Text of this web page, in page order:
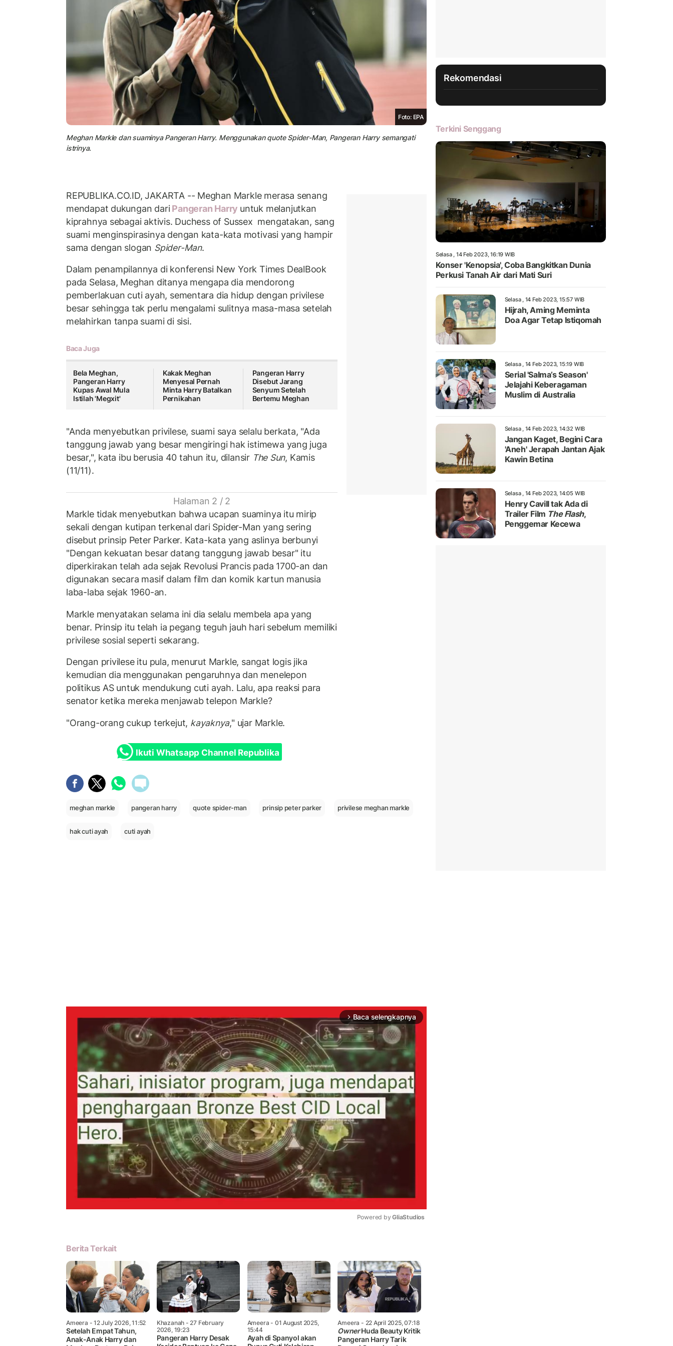
Foto: EPA
Meghan Markle dan suaminya Pangeran Harry. Menggunakan quote Spider-Man, Pangeran Harry semangati
istrinya.
REPUBLIKA.CO.ID, JAKARTA -- Meghan Markle merasa senang
mendapat dukungan dariPangeran Harry untuk melanjutkan
kiprahnya sebagai aktivis. Duchess of Sussex mengatakan, sang
suami menginspirasinya dengan kata-kata motivasi yang hampir
sama dengan slogan Spider-Man.
Dalam penampilannya di konferensi New York Times DealBook
pada Selasa, Meghan ditanya mengapa dia mendorong
pemberlakuan cuti ayah, sementara dia hidup dengan privilese
besar sehingga tak perlu mengalami sulitnya masa-masa setelah
melahirkan tanpa suami di sisi.
Baca Juga
Bela Meghan,
Pangeran Harry
Kupas Awal Mula
Istilah 'Megxit'
Kakak Meghan
Menyesal Pernah
Minta Harry Batalkan
Pernikahan
Pangeran Harry
Disebut Jarang
Senyum Setelah
Bertemu Meghan
"Anda menyebutkan privilese, suami saya selalu berkata, "Ada
tanggung jawab yang besar mengiringi hak istimewa yang juga
besar,", kata ibu berusia 40 tahun itu, dilansir The Sun, Kamis
(11/11).
Halaman 2 / 2
Markle tidak menyebutkan bahwa ucapan suaminya itu mirip
sekali dengan kutipan terkenal dari Spider-Man yang sering
disebut prinsip Peter Parker. Kata-kata yang aslinya berbunyi
"Dengan kekuatan besar datang tanggung jawab besar" itu
diperkirakan telah ada sejak Revolusi Prancis pada 1700-an dan
digunakan secara masif dalam film dan komik kartun manusia
laba-laba sejak 1960-an.
Markle menyatakan selama ini dia selalu membela apa yang
benar. Prinsip itu telah ia pegang teguh jauh hari sebelum memiliki
privilese sosial seperti sekarang.
Dengan privilese itu pula, menurut Markle, sangat logis jika
kemudian dia menggunakan pengaruhnya dan menelepon
politikus AS untuk mendukung cuti ayah. Lalu, apa reaksi para
senator ketika mereka menjawab telepon Markle?
"Orang-orang cukup terkejut, kayaknya," ujar Markle.
Ikuti Whatsapp Channel Republika
meghan markle pangeran harry quote spider-man prinsip peter parker privilese meghan markle
hak cuti ayah cuti ayah
arrow_forward_ios Baca selengkapnya
Powered by GliaStudios
Berita Terkait
Ameera - 12 July 2026, 11:52
Setelah Empat Tahun,
Anak-Anak Harry dan
Khazanah - 27 February
2026, 19:23
Pangeran Harry Desak
Ameera - 01 August 2025,
15:44
Ayah di Spanyol akan
Ameera - 22 April 2025, 07:18
OwnerHuda Beauty Kritik
Pangeran Harry Tarik
Rekomendasi
Terkini Senggang
Selasa , 14 Feb 2023, 16:19 WIB
Konser 'Kenopsia', Coba Bangkitkan Dunia
Perkusi Tanah Air dari Mati Suri
Selasa , 14 Feb 2023, 15:57 WIB
Hijrah, Aming Meminta
Doa Agar Tetap Istiqomah
Selasa , 14 Feb 2023, 15:19 WIB
Serial 'Salma’s Season'
Jelajahi Keberagaman
Muslim di Australia
Selasa , 14 Feb 2023, 14:32 WIB
Jangan Kaget, Begini Cara
'Aneh' Jerapah Jantan Ajak
Kawin Betina
Selasa , 14 Feb 2023, 14:05 WIB
Henry Cavill tak Ada di
Trailer Film The Flash,
Penggemar Kecewa